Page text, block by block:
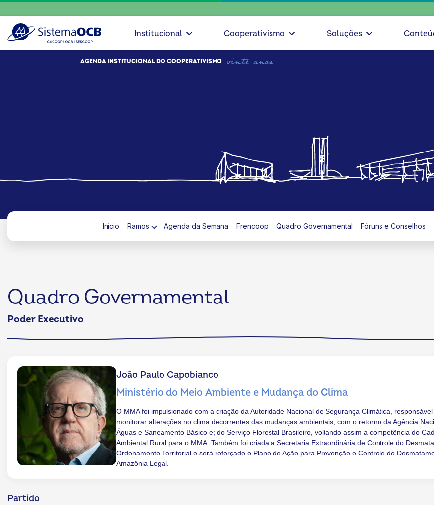
Institucional Cooperativismo Soluções
AGENDA INSTITUCIONAL DO COOPERATIVISMO
Início Ramos Agenda da Semana Frencoop Quadro Governamental Fóruns e Conselhos
Quadro Governamental
Poder Executivo
João Paulo Capobianco
Ministério do Meio Ambiente e Mudança do Clima
O MMA foi impulsionado com a criação da Autoridade Nacional de Segurança Climática,
monitorar alterações no clima decorrentes das mudanças ambientais; com o retorno da Agência
Águas e Saneamento Básico e; do Serviço Florestal Brasileiro, voltando assim a competência do
Ambiental Rural para o MMA. Também foi criada a Secretaria Extraordinária de Controle do
Ordenamento Territorial e será reforçado o Plano de Ação para Prevenção e Controle do
Amazônia Legal.
Partido